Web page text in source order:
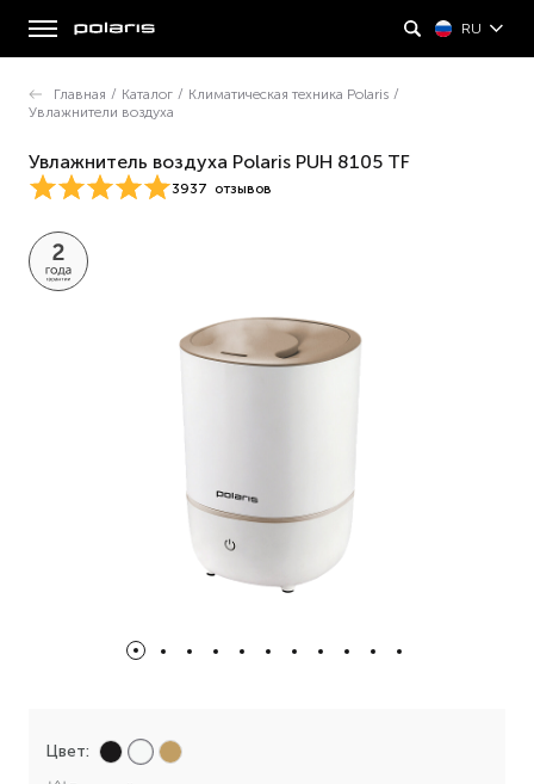
RU
Главная / Каталог / Климатическая техника Polaris /
Увлажнители воздуха
Увлажнитель воздуха Polaris PUH 8105 TF​
3937 отзывов
Цвет: